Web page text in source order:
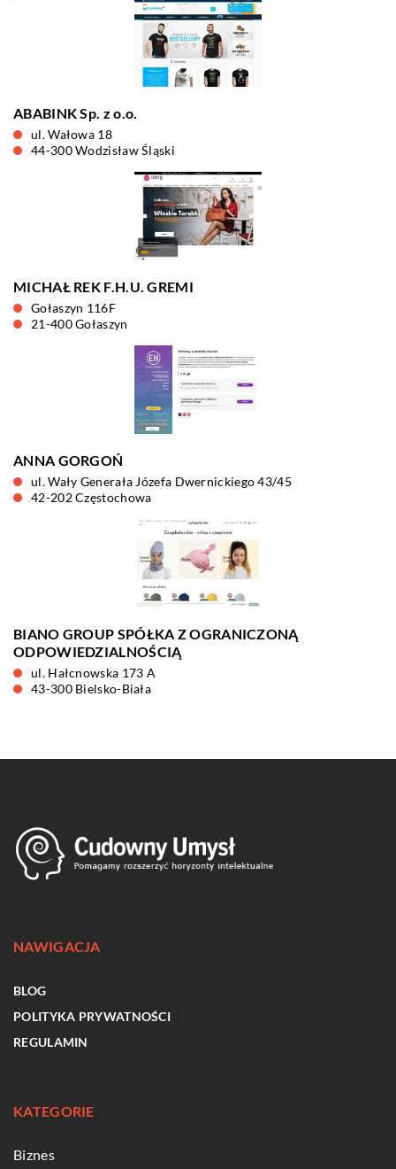
ABABINK Sp. z o.o.
ul. Wałowa 18
44-300 Wodzisław Śląski
MICHAŁ REK F.H.U. GREMI
Gołaszyn 116F
21-400 Gołaszyn
ANNA GORGOŃ
ul. Wały Generała Józefa Dwernickiego 43/45
42-202 Częstochowa
BIANO GROUP SPÓŁKA Z OGRANICZONĄ
ODPOWIEDZIALNOŚCIĄ
ul. Hałcnowska 173 A
43-300 Bielsko-Biała
NAWIGACJA
BLOG
POLITYKA PRYWATNOŚCI
REGULAMIN
KATEGORIE
Biznes